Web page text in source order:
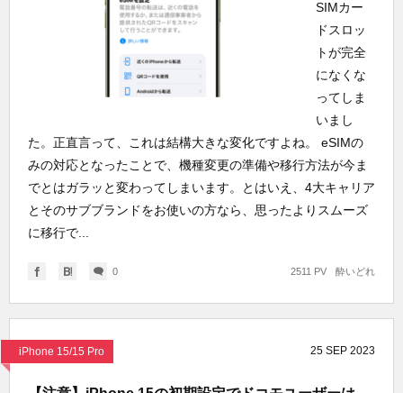
SIMカー
ドスロッ
トが完全
になくな
ってしま
いまし
た。正直言って、これは結構大きな変化ですよね。 eSIMの
みの対応となったことで、機種変更の準備や移行方法が今ま
でとはガラッと変わってしまいます。とはいえ、4大キャリア
とそのサブブランドをお使いの方なら、思ったよりスムーズ
に移行で...
0 酔いどれ
2511 PV
iPhone 15/15 Pro 25 SEP 2023